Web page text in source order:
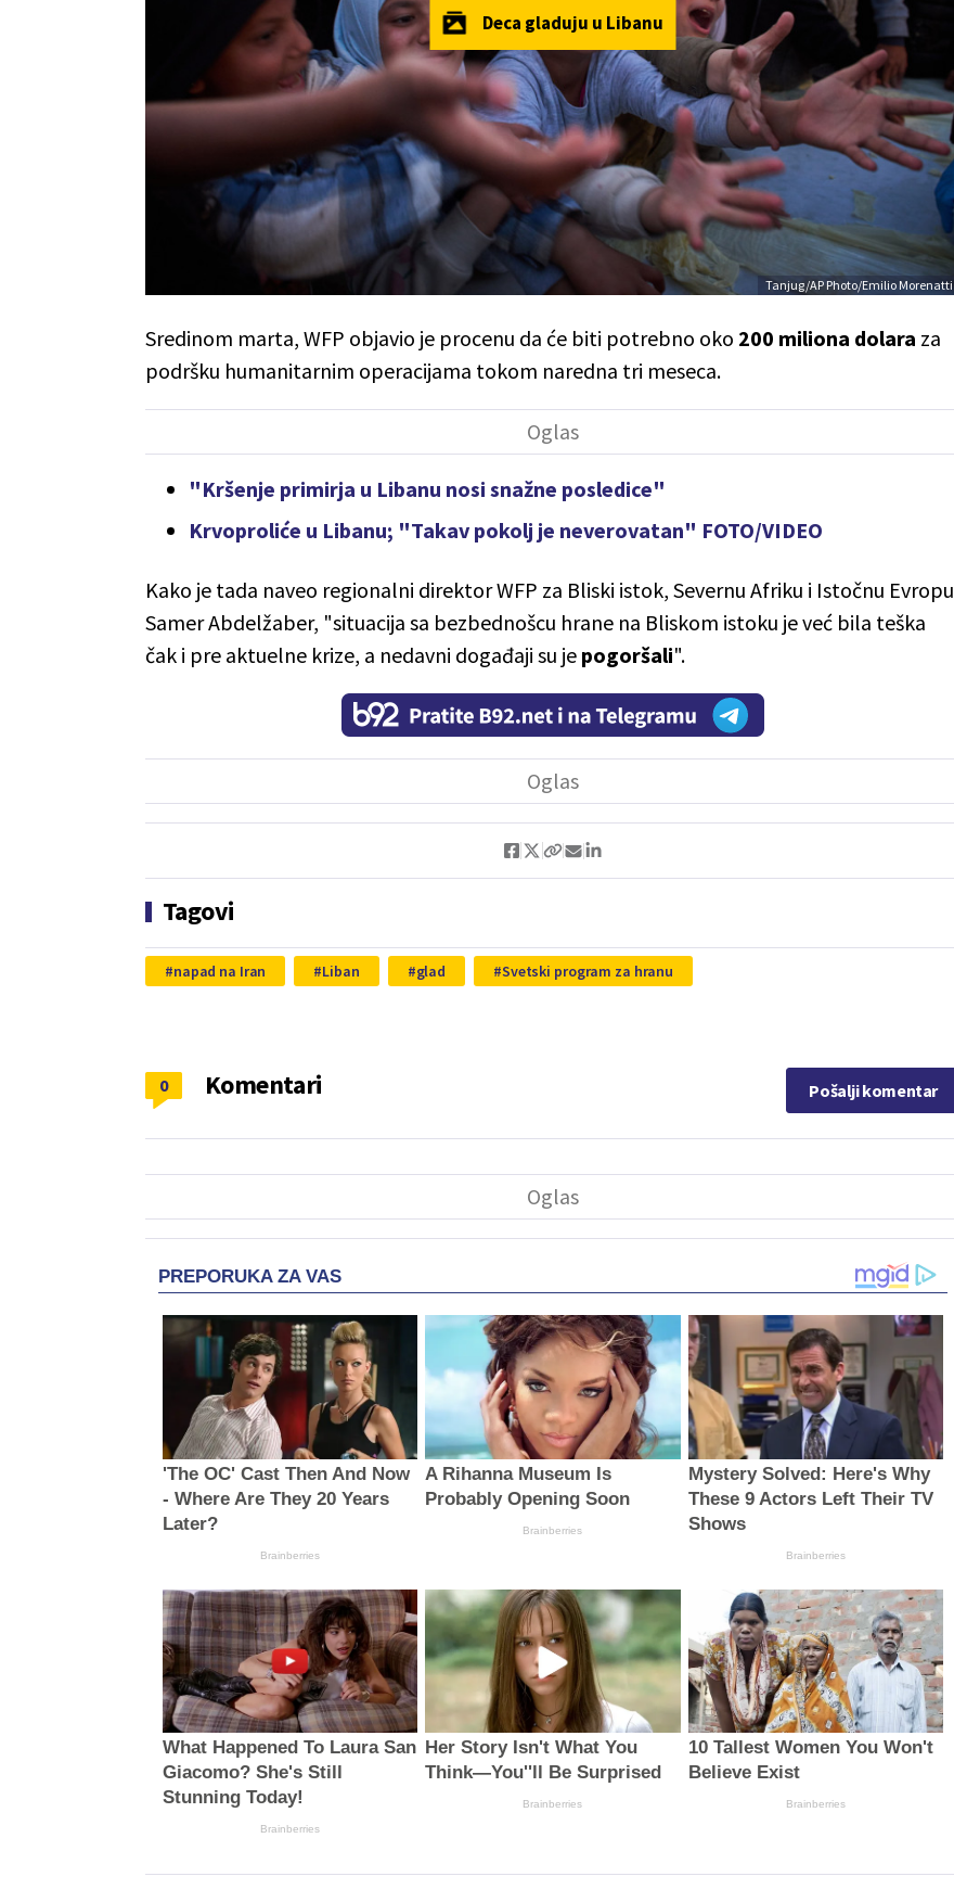
Tanjug/AP Photo/Emilio Morenatti
Deca gladuju u Libanu
Sredinom marta, WFP objavio je procenu da će biti potrebno oko 200 miliona dolara za
podršku humanitarnim operacijama tokom naredna tri meseca.
"Kršenje primirja u Libanu nosi snažne posledice"
Krvoproliće u Libanu; "Takav pokolj je neverovatan" FOTO/VIDEO
Kako je tada naveo regionalni direktor WFP za Bliski istok, Severnu Afriku i Istočnu Evropu
Samer Abdelžaber, "situacija sa bezbednošcu hrane na Bliskom istoku je već bila teška
čak i pre aktuelne krize, a nedavni događaji su je pogoršali".
Tagovi
napad na Iran Liban glad Svetski program za hranu
Komentari
0 Pošalji komentar
PREPORUKA ZA VAS
'The OC' Cast Then And Now
- Where Are They 20 Years
Later?
Brainberries
A Rihanna Museum Is
Probably Opening Soon
Brainberries
Mystery Solved: Here's Why
These 9 Actors Left Their TV
Shows
Brainberries
What Happened To Laura San
Giacomo? She's Still
Stunning Today!
Brainberries
Her Story Isn't What You
Think—You''ll Be Surprised
Brainberries
10 Tallest Women You Won't
Believe Exist
Brainberries